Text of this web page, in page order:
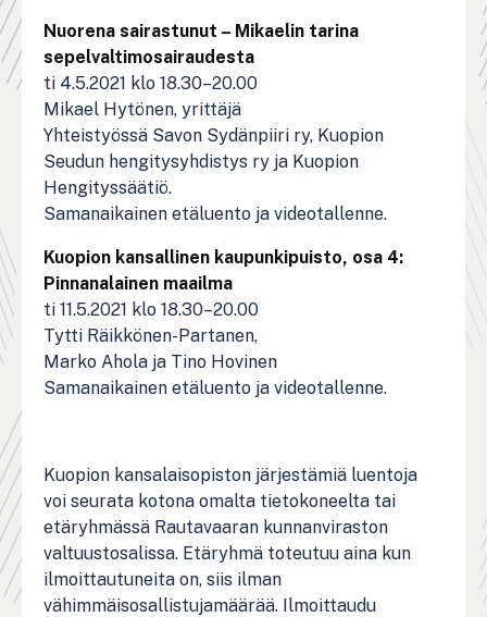
Nuorena sairastunut – Mikaelin tarina
sepelvaltimosairaudesta
ti 4.5.2021 klo 18.30–20.00
Mikael Hytönen, yrittäjä
Yhteistyössä Savon Sydänpiiri ry, Kuopion
Seudun hengitysyhdistys ry ja Kuopion
Hengityssäätiö.
Samanaikainen etäluento ja videotallenne.
Kuopion kansallinen kaupunkipuisto, osa 4:
Pinnanalainen maailma
ti 11.5.2021 klo 18.30–20.00
Tytti Räikkönen-Partanen,
Marko Ahola ja Tino Hovinen
Samanaikainen etäluento ja videotallenne.
Kuopion kansalaisopiston järjestämiä luentoja
voi seurata kotona omalta tietokoneelta tai
etäryhmässä Rautavaaran kunnanviraston
valtuustosalissa. Etäryhmä toteutuu aina kun
ilmoittautuneita on, siis ilman
vähimmäisosallistujamäärää. Ilmoittaudu